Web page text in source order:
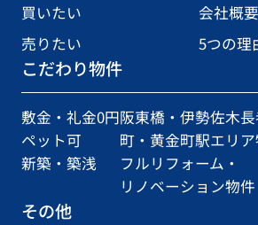
買いたい
会社概要
売りたい
5つの理
こだわり物件
敷金・礼金0円
ペット可
新築・築浅
阪東橋・伊勢佐木
町・黄金町駅エリ
フルリフォーム・
リノベーション物件
その他